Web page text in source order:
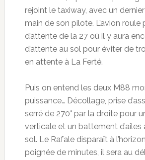
rejoint le taxiway, avec un
main de son pilote. L’avion
d’attente de la 27 où il y aura
d’attente au sol pour éviter de
en attente à La Ferté.
Puis on entend les deux M88
puissance… Décollage, prise
serré de 270° par la droite pour
verticale et un battement d’ailes
sol. Le Rafale disparaît à
poignée de minutes, il sera au